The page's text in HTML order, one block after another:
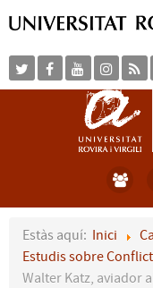
Estàs aquí: Inici
Estudis sobre
Walter Katz, aviador